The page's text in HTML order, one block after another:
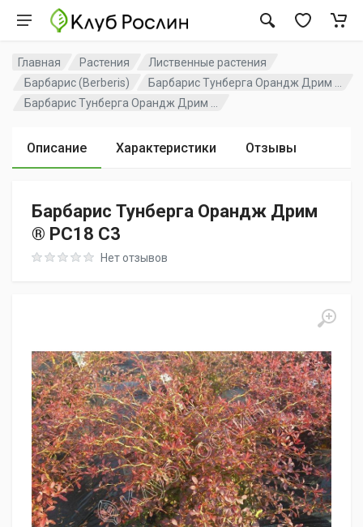
Главная Растения
Лиственные растения
Барбарис (Berberis)
Барбарис Тунберга Орандж Дрим ...
Барбарис Тунберга Орандж Дрим ...
Описание Характеристики Отзывы
Барбарис Тунберга Орандж Дрим
® PC18 C3
Rating: 0 out of 5Нет отзывов